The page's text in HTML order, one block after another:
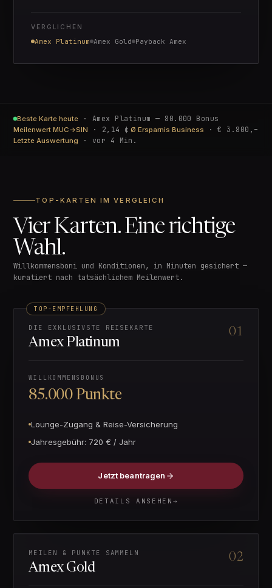
VERGLICHEN
Amex Platinum Amex Gold Payback Amex
Beste Karte heute · Amex Platinum — 80.000 Bonus
Meilenwert MUC→SIN · 2,14 ¢ Ø Ersparnis Business ·€ 3.800,–
Letzte Auswertung · vor 4 Min.
TOP-KARTEN IM VERGLEICH
Vier Karten. Eine richtige
Wahl.
Willkommensboni und Konditionen, in Minuten gesichert —
kuratiert nach tatsächlichem Meilenwert.
TOP-EMPFEHLUNG
DIE EXKLUSIVSTE REISEKARTE
Amex Platinum
01
WILLKOMMENSBONUS
85.000 Punkte
Lounge-Zugang & Reise-Versicherung
Jahresgebühr: 720 € / Jahr
Jetzt beantragen
DETAILS ANSEHEN →
MEILEN & PUNKTE SAMMELN
Amex Gold
02